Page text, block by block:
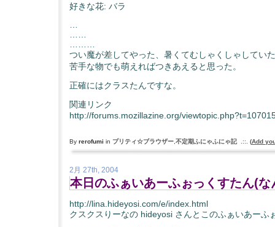
好きな花: バラ
つい魔が差してやった、暑くてむしゃくしゃしてい
苦手な物でも萌えればつきあえると思った。
正確にはクラスたんですな。
関連リンク
http://forums.mozillazine.org/
By rerofumi in プリティ☆ブラウザー 不定期ふにゃふにゃ記.::. (Add
2月 27th, 2004
本日のふぁいあーふぉっくすたん(な
http://lina.hideyosi.com/e/index.html
クスクスりーなの hideyosi さんとこのふぁいあーふ